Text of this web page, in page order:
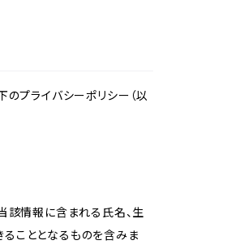
プライバシーポリシー（以
該情報に含まれる氏名、生
こととなるものを含みま